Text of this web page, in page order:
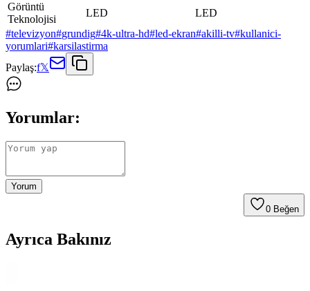
Görüntü
Teknolojisi
LED
LED
#televizyon#grundig#4k-ultra-hd#led-ekran#akilli-tv#kullanici-
yorumlari#karsilastirma
Paylaş:f𝕏
Yorumlar:
Yorum
0 Beğen
Ayrıca Bakınız